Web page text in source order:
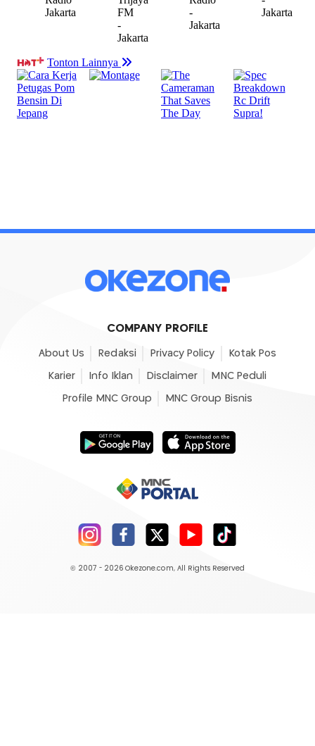
COMPANY PROFILE
About Us Redaksi Privacy Policy Kotak Pos
Karier Info Iklan Disclaimer MNC Peduli
Profile MNC Group MNC Group Bisnis
© 2007 - 2026 Okezone.com, All Rights Reserved